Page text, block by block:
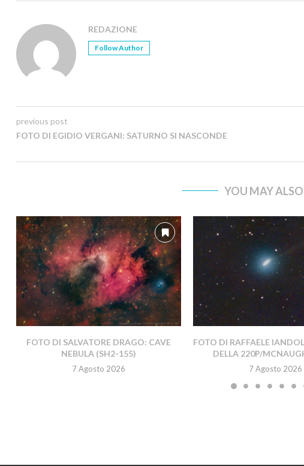
REDAZIONE
Follow Author
previous post
FOTO DI EGIDIO VERGANI: SATURNO SI NASCONDE
YOU MAY
FOTO DI SALVATORE DRAGO: CAVE
NEBULA (SH2-155)
7 Agosto 2026
FOTO DI RAFFAELE
DELLA 220P/
7 Agosto 2026